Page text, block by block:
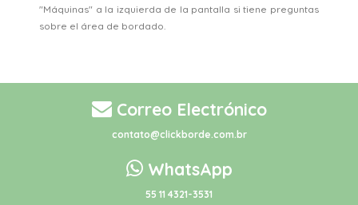
"Máquinas" a la izquierda de la pantalla si tiene preguntas
sobre el área de bordado.
Correo Electrónico
contato@clickborde.com.br
WhatsApp
55 11 4321-3531